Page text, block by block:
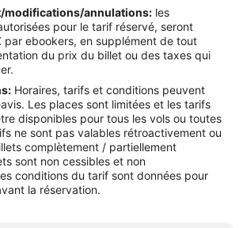
modifications/annulations: les
pour le tarif réservé, seront
ebookers, en supplément de tout
du prix du billet ou des taxes qui
Horaires, tarifs et conditions peuvent
Les places sont limitées et les tarifs
disponibles pour tous les vols ou toutes
ne sont pas valables rétroactivement ou
complètement / partiellement
sont non cessibles et non
conditions du tarif sont données pour
la réservation.